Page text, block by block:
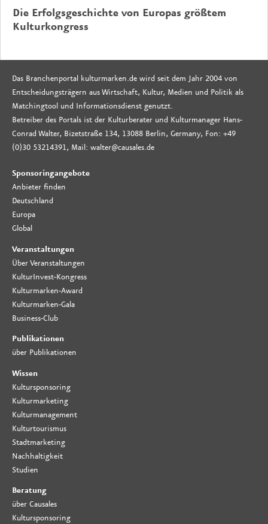
Die Erfolgsgeschichte von Europas größtem
Kulturkongress
Das Branchenportal kulturmarken.de wird seit dem Jahr 2004 von
Entscheidungsträgern aus Wirtschaft, Kultur, Medien und Politik als
Matchingtool und Informationsdienst genutzt.
Betreiber des Portals ist der Kulturberater und Kulturmanager Hans-
Conrad Walter, Bizetstraße 134, 13088 Berlin, Germany, Fon: +49
(0)30 53214391, Mail: walter@causales.de
Sponsoringangebote
Anbieter finden
Deutschland
Europa
Global
Veranstaltungen
Über Veranstaltungen
KulturInvest-Kongress
Kulturmarken-Award
Kulturmarken-Gala
Business-Club
Publikationen
über Publikationen
Wissen
Kultursponsoring
Kulturmarketing
Kulturmanagement
Kulturtourismus
Stadtmarketing
Nachhaltigkeit
Studien
Beratung
über Causales
Kultursponsoring